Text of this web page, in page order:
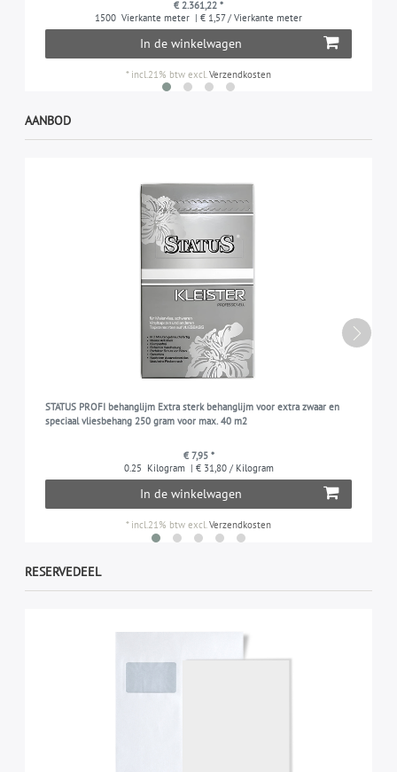
€ 2.361,22 *
1500 Vierkante meter | € 1,57 / Vierkante meter
In de winkelwagen
* incl.21% btw excl. Verzendkosten
AANBOD
STATUS PROFI behanglijm Extra sterk behanglijm voor extra zwaar en
speciaal vliesbehang 250 gram voor max. 40 m2
€ 7,95 *
0.25 Kilogram | € 31,80 / Kilogram
In de winkelwagen
* incl.21% btw excl.Verzendkosten
RESERVEDEEL